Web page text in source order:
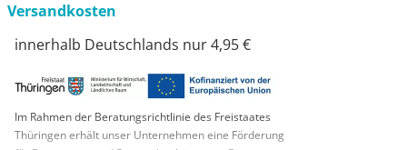
Versandkosten
innerhalb Deutschlands nur 4,95 €
Im Rahmen der Beratungsrichtlinie des Freistaates
Thüringen erhält unser Unternehmen eine Förderung